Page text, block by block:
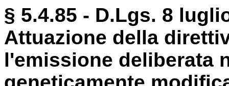
§ 5.4.85 - D.Lgs. 8
Attuazione della
l'emissione deliberata